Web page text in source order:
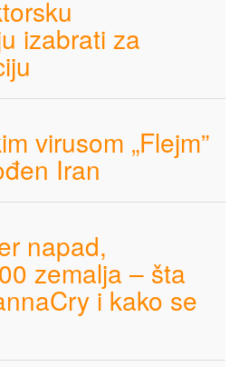
izabrati za
virusom „Flejm”
Iran
napad,
zemalja – šta
i kako se